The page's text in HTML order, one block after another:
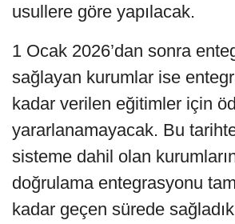
usullere göre yapılacak.
1 Ocak 2026’dan sonra
sağlayan kurumlar ise
kadar verilen eğitimler için
yararlanamayacak. Bu
sisteme dahil olan
doğrulama entegrasyonu
kadar geçen sürede